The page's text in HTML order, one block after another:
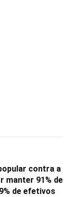
contra a
manter 91% de
de efetivos